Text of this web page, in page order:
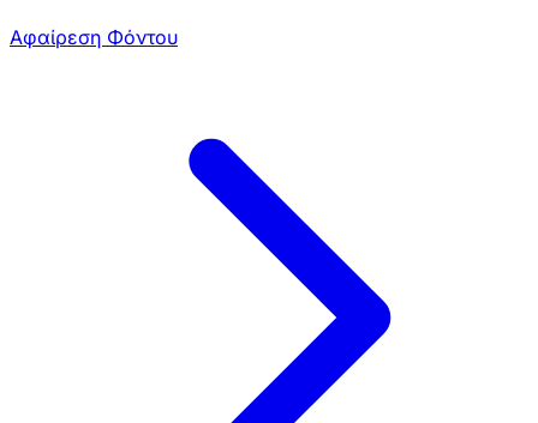
Αφαίρεση Φόντου